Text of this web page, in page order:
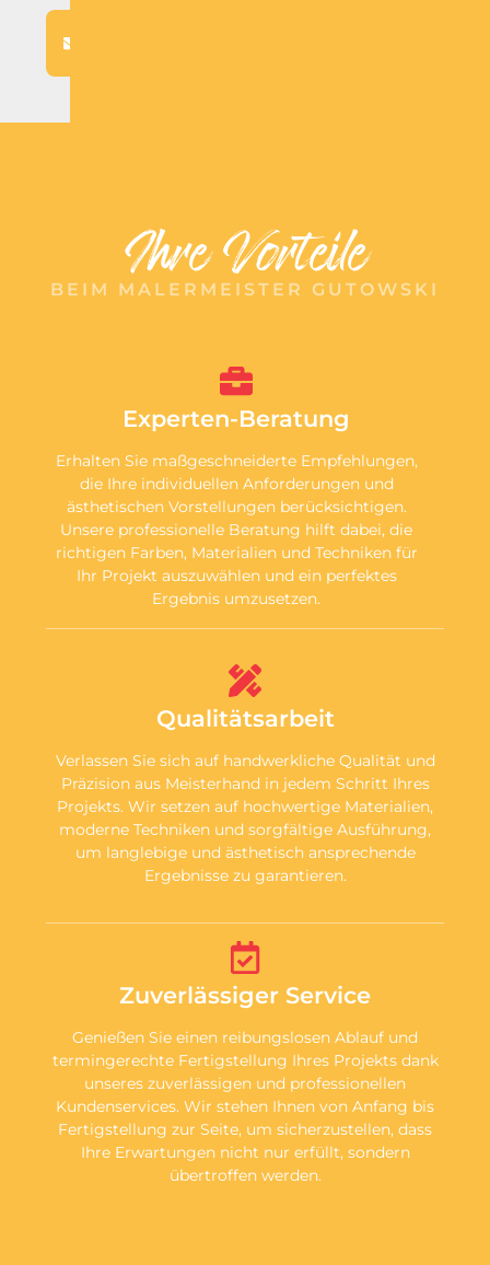
Ihre Vorteile
BEIM MALERMEISTER GUTOWSKI
Experten-Beratung
Erhalten Sie maßgeschneiderte Empfehlungen,
die Ihre individuellen Anforderungen und
ästhetischen Vorstellungen berücksichtigen.
Unsere professionelle Beratung hilft dabei, die
richtigen Farben, Materialien und Techniken für
Ihr Projekt auszuwählen und ein perfektes
Ergebnis umzusetzen.
Qualitätsarbeit
Verlassen Sie sich auf handwerkliche Qualität und
Präzision aus Meisterhand in jedem Schritt Ihres
Projekts. Wir setzen auf hochwertige Materialien,
moderne Techniken und sorgfältige Ausführung,
um langlebige und ästhetisch ansprechende
Ergebnisse zu garantieren.
Zuverlässiger Service
Genießen Sie einen reibungslosen Ablauf und
termingerechte Fertigstellung Ihres Projekts dank
unseres zuverlässigen und professionellen
Kundenservices. Wir stehen Ihnen von Anfang bis
Fertigstellung zur Seite, um sicherzustellen, dass
Ihre Erwartungen nicht nur erfüllt, sondern
übertroffen werden.